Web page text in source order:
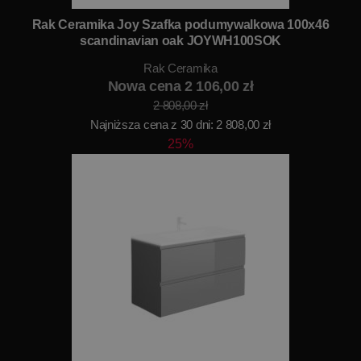
Rak Ceramika Joy Szafka podumywalkowa 100x46
scandinavian oak JOYWH100SOK
Rak Ceramika
Nowa cena 2 106,00 zł
2 808,00 zł
Najniższa cena z 30 dni: 2 808,00 zł
25%